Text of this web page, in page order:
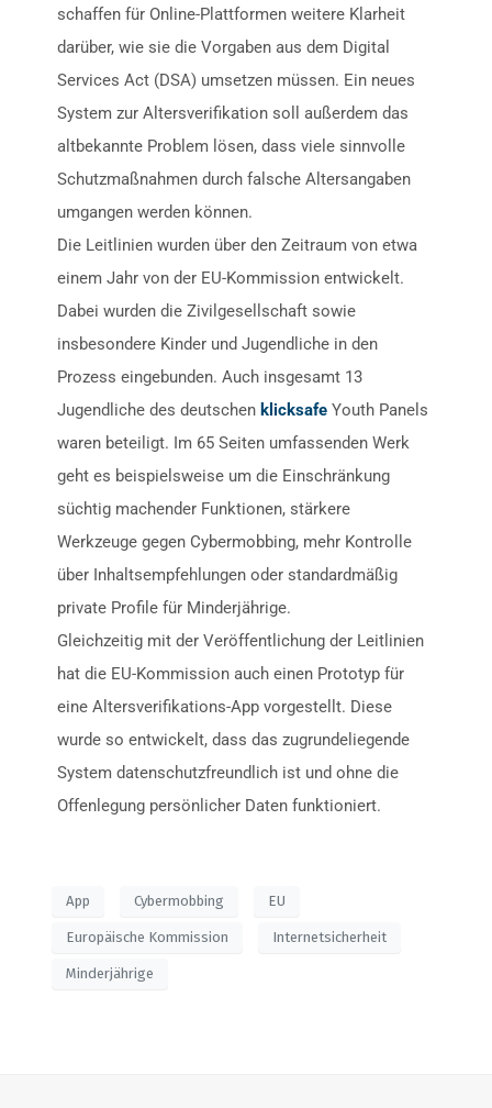
schaffen für Online-Plattformen weitere Klarheit
darüber, wie sie die Vorgaben aus dem Digital
Services Act (DSA) umsetzen müssen. Ein neues
System zur Altersverifikation soll außerdem das
altbekannte Problem lösen, dass viele sinnvolle
Schutzmaßnahmen durch falsche Altersangaben
umgangen werden können.
Die Leitlinien wurden über den Zeitraum von etwa
einem Jahr von der EU-Kommission entwickelt.
Dabei wurden die Zivilgesellschaft sowie
insbesondere Kinder und Jugendliche in den
Prozess eingebunden. Auch insgesamt 13
Jugendliche des deutschen klicksafe Youth Panels
waren beteiligt. Im 65 Seiten umfassenden Werk
geht es beispielsweise um die Einschränkung
süchtig machender Funktionen, stärkere
Werkzeuge gegen Cybermobbing, mehr Kontrolle
über Inhaltsempfehlungen oder standardmäßig
private Profile für Minderjährige.
Gleichzeitig mit der Veröffentlichung der Leitlinien
hat die EU-Kommission auch einen Prototyp für
eine Altersverifikations-App vorgestellt. Diese
wurde so entwickelt, dass das zugrundeliegende
System datenschutzfreundlich ist und ohne die
Offenlegung persönlicher Daten funktioniert.
App Cybermobbing EU
Europäische Kommission Internetsicherheit
Minderjährige